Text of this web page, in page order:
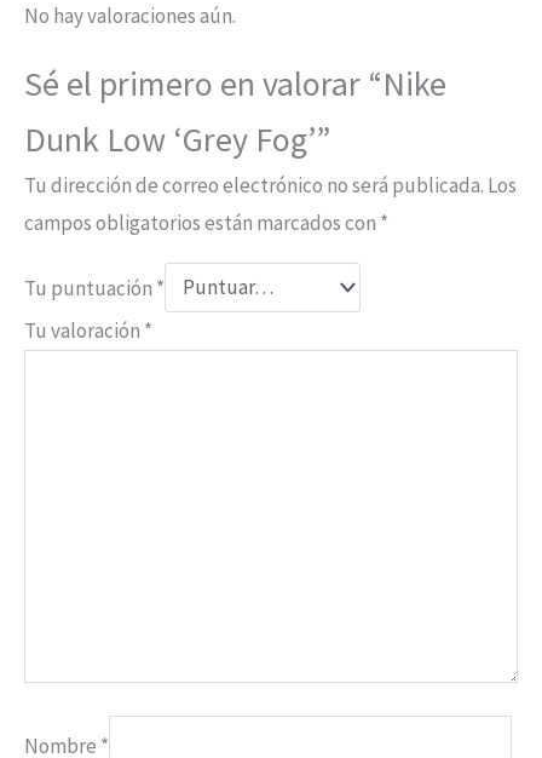
No hay valoraciones aún.
Sé el primero en valorar “Nike
Dunk Low ‘Grey Fog’”
Tu dirección de correo electrónico no será publicada. Los
campos obligatorios están marcados con *
Tu puntuación *
Tu valoración *
Nombre *